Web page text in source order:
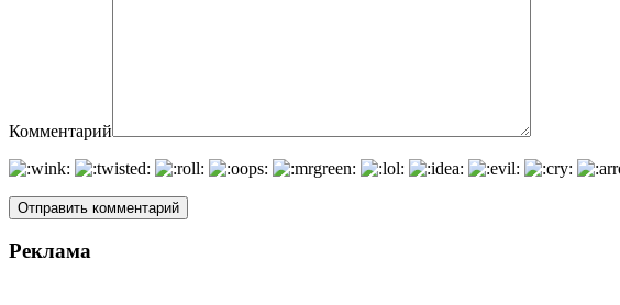
Комментарий
Реклама